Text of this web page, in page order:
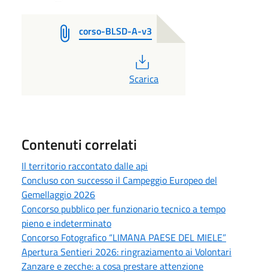
corso-BLSD-A-v3
Scarica
Contenuti correlati
Il territorio raccontato dalle api
Concluso con successo il Campeggio Europeo del
Gemellaggio 2026
Concorso pubblico per funzionario tecnico a tempo
pieno e indeterminato
Concorso Fotografico “LIMANA PAESE DEL MIELE”
Apertura Sentieri 2026: ringraziamento ai Volontari
Zanzare e zecche: a cosa prestare attenzione